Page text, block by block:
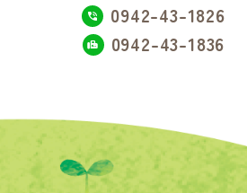
0942-43-1826
0942-43-1836